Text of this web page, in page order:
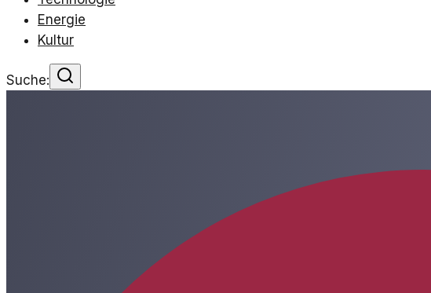
Energie
Kultur
Suche: